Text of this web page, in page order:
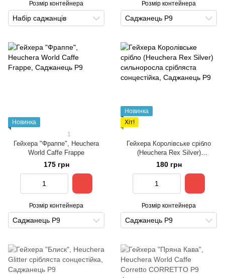
Розмір контейнера
Набір саджанців
Розмір контейнера
Саджанець Р9
Новинка
1
Гейхера "Фраппе", Heuchera
World Caffe Frappe
175 грн
Розмір контейнера
Саджанець Р9
Новинка
Хіт!
Гейхера Королівське срібло
(Heuchera Rex Silver)
сильноросла срібляста
сонцестійка
180 грн
Розмір контейнера
Саджанець Р9